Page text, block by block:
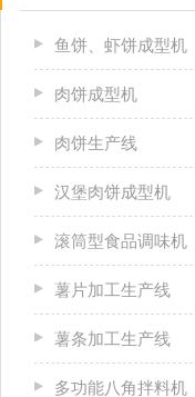
鱼饼、虾饼成型机
肉饼成型机
肉饼生产线
汉堡肉饼成型机
滚筒型食品调味机
薯片加工生产线
薯条加工生产线
多功能八角拌料机